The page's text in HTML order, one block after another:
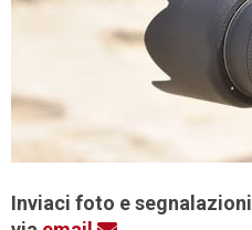
Inviaci foto e segnalazioni